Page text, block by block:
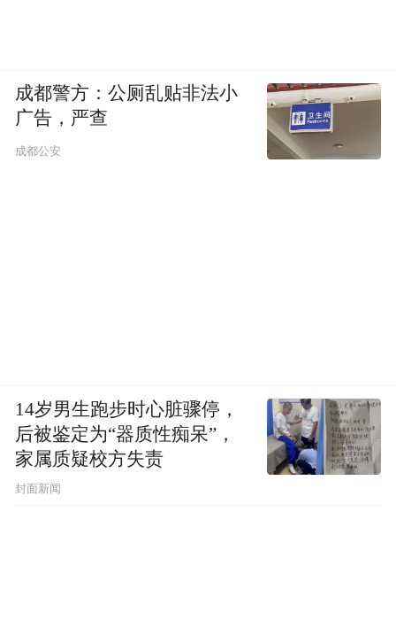
成都警方：公厕乱贴非法小
广告，严查
成都公安
14岁男生跑步时心脏骤停，
后被鉴定为“器质性痴呆”，
家属质疑校方失责
封面新闻